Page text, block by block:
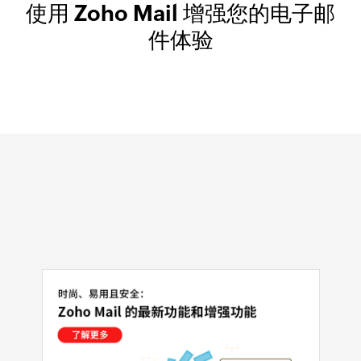
使用 Zoho Mail 增强您的电子邮
件体验